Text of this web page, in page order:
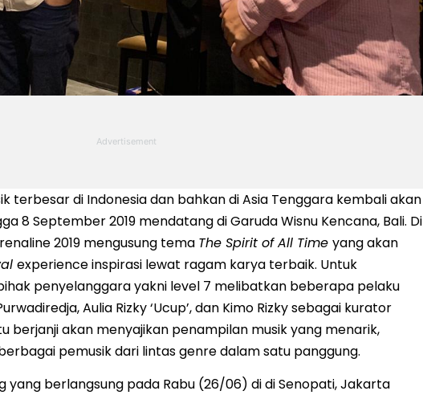
terbesar di Indonesia dan bahkan di Asia Tenggara kembali akan
8 September 2019 mendatang di Garuda Wisnu Kencana, Bali. Di
2019 mengusung tema The Spirit of All Time yang akan
experience inspirasi lewat ragam karya terbaik. Untuk
penyelanggara yakni level 7 melibatkan beberapa pelaku
Aulia Rizky ‘Ucup’, dan Kimo Rizky sebagai kurator
berjanji akan menyajikan penampilan musik yang menarik,
pemusik dari lintas genre dalam satu panggung.
yang berlangsung pada Rabu (26/06) di di Senopati, Jakarta